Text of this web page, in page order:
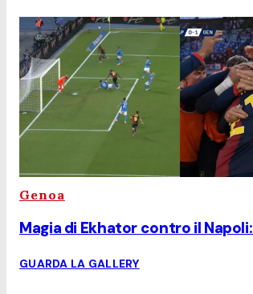
Genoa
Magia di Ekhator contro il
GUARDA LA GALLERY